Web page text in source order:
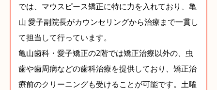
では、マウスピース矯正に特に力を入れており、亀
山 愛子副院長がカウンセリングから治療まで一貫し
て担当して行っています。
亀山歯科・愛子矯正の2階では矯正治療以外の、虫
歯や歯周病などの歯科治療を提供しており、矯正治
療前のクリーニングも受けることが可能です。土曜